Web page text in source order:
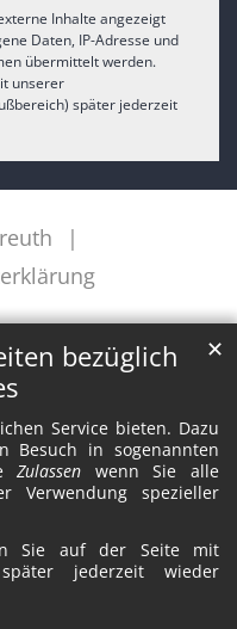
bezüglich
Service bieten. Dazu
Besuch in sogenannten
Zulassen wenn Sie alle
Verwendung spezieller
Sie auf der Seite mit
später jederzeit wieder
✕
Inhalte angezeigt
Daten, IP-Adresse und
übermittelt werden.
unserer
später jederzeit